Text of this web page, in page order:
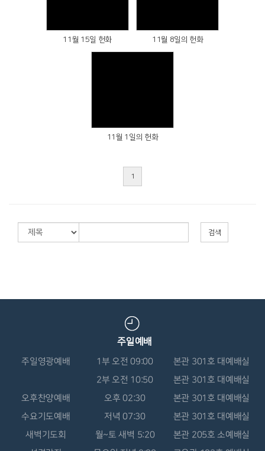
11월 15일 헌화 11월 8일의 헌화
11월 1일의 헌화
1
검색
주일예배
주일영광예배 1부 오전 09:00
본관 301호 대예배실
2부 오전 10:50
본관 301호 대예배실
오후찬양예배
오후 02:30
본관 301호 대예배실
수요기도예배
저녁 07:30
본관 301호 대예배실
새벽기도회
월~토 새벽 5:20
본관 205호 소예배실